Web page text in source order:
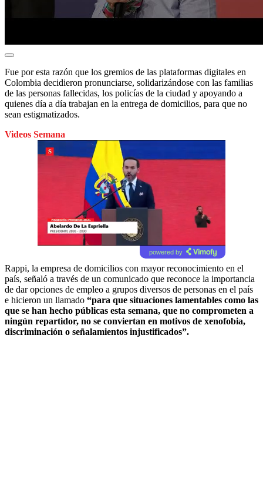
Fue por esta razón que los gremios de las plataformas digitales en
Colombia decidieron pronunciarse, solidarizándose con las familias
de las personas fallecidas, los policías de la ciudad y apoyando a
quienes día a día trabajan en la entrega de domicilios, para que no
sean estigmatizados.
Videos Semana
powered by
Rappi, la empresa de domicilios con mayor reconocimiento en el
país, señaló a través de un comunicado que reconoce la importancia
de dar opciones de empleo a grupos diversos de personas en el país
e hicieron un llamado “para que situaciones lamentables como las
que se han hecho públicas esta semana, que no comprometen a
ningún repartidor, no se conviertan en motivos de xenofobia,
discriminación o señalamientos injustificados”.